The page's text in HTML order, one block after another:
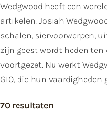
Wedgwood heeft een
artikelen. Josiah
schalen, siervoorwerpen,
zijn geest wordt heden
voortgezet. Nu werkt
GIO, die hun
70 resultaten